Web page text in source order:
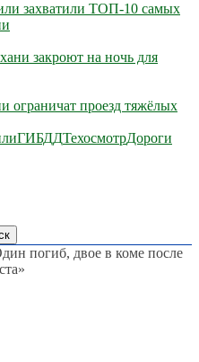
захватили ТОП-10 самых
закроют на ночь для
ограничат проезд тяжёлых
ГИБДДТехосмотрДороги
погиб, двое в коме после